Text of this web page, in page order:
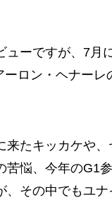
ューですが、7月
ーロン・ヘナーレ
来たキッカケや、
苦悩、今年のG1
、その中でもユナ